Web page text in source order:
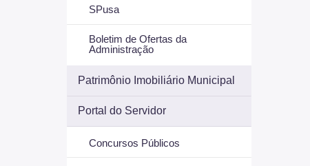
SPusa
Boletim de Ofertas da
Administração
Patrimônio Imobiliário Municipal
Portal do Servidor
Concursos Públicos